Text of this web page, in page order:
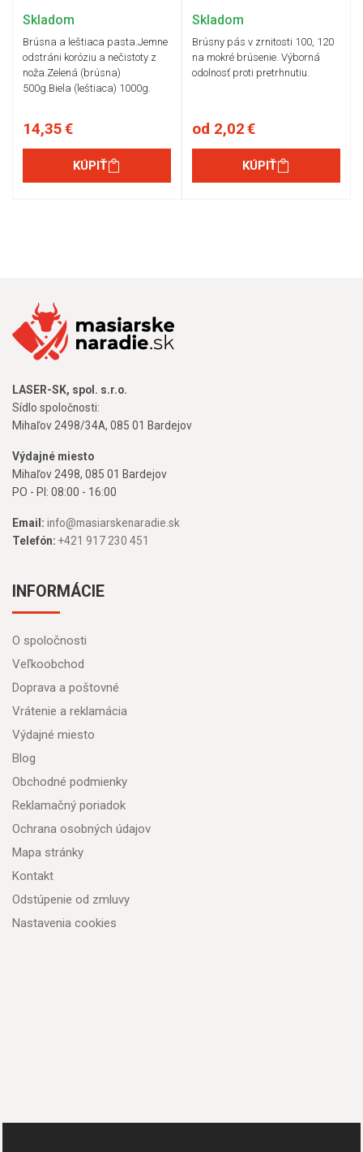
Skladom
Brúsna a leštiaca pasta.Jemne
odstráni koróziu a nečistoty z
noža.Zelená (brúsna)
500g.Biela (leštiaca) 1000g.
14,35 €
KÚPIŤ
Skladom
Brúsny pás v zrnitosti 100, 120
na mokré brúsenie. Výborná
odolnosť proti pretrhnutiu.
od 2,02 €
KÚPIŤ
LASER-SK, spol. s.r.o.
Sídlo spoločnosti:
Mihaľov 2498/34A, 085 01 Bardejov
Výdajné miesto
Mihaľov 2498, 085 01 Bardejov
PO - PI: 08:00 - 16:00
Email: info@masiarskenaradie.sk
Telefón: +421 917 230 451
INFORMÁCIE
O spoločnosti
Veľkoobchod
Doprava a poštovné
Vrátenie a reklamácia
Výdajné miesto
Blog
Obchodné podmienky
Reklamačný poriadok
Ochrana osobných údajov
Mapa stránky
Kontakt
Odstúpenie od zmluvy
Nastavenia cookies